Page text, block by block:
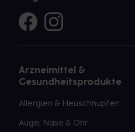
Arzneimittel &
Gesundheitsprodukte
Allergien & Heuschnupfen
Auge, Nase & Ohr